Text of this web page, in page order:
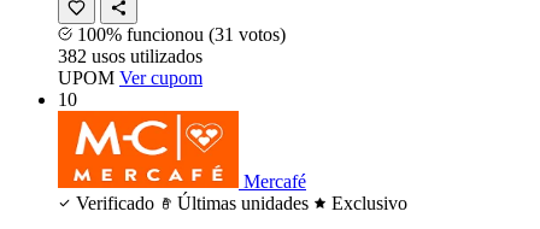
100% funcionou (31 votos)
382 usos utilizados
UPOM Ver cupom
10
Mercafé
Verificado
Últimas unidades Exclusivo